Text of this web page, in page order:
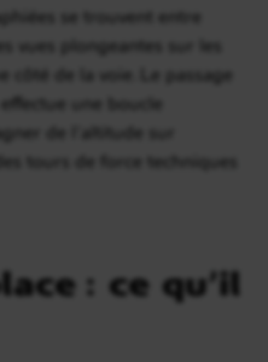
se trouvent entre
vues plongeantes sur les
côté de la voie. Le passage
une boucle
de l’altitude sur
tours de force techniques
: ce qu’il